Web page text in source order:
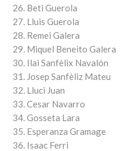
Beti Guerola
Lluis Guerola
Remei Galera
Miquel Beneito Galera
Ilai Sanfèlix Navalón
Josep Sanfèliz Mateu
Lluci Juan
Cesar Navarro
Gosseta Lara
Esperanza Gramage
Isaac Ferri